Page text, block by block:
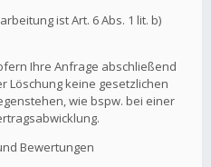
ist Art. 6 Abs. 1 lit. b)
Ihre Anfrage abschließend
Löschung keine gesetzlichen
wie bspw. bei einer
Bewertungen